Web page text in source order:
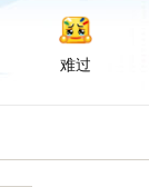
难过